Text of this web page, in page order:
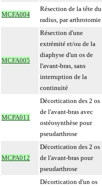
MCFA004
Résection de la tête du
radius, par arthrotomie
MCFA005
Résection d'une
extrémité et/ou de la
diaphyse d'un os de
l'avant-bras, sans
interruption de la
continuité
MCPA011
Décortication des 2 os
de l'avant-bras avec
ostéosynthèse pour
pseudarthrose
MCPA012
Décortication des 2 os
de l'avant-bras pour
pseudarthrose
Décortication d'un os